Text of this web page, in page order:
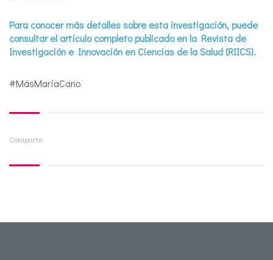
Para conocer más detalles sobre esta investigación, puede
consultar el artículo completo publicado en la Revista de
Investigación e Innovación en Ciencias de la Salud (RIICS).
#MásMaríaCano
Compartir: